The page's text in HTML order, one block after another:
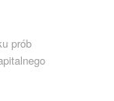
prób